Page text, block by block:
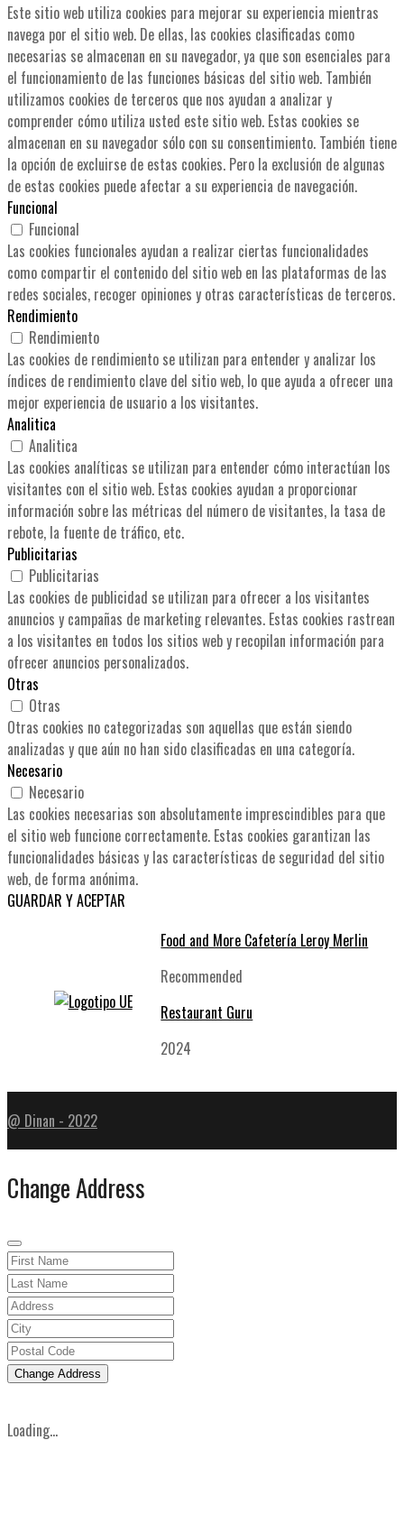
Este sitio web utiliza cookies para mejorar su experiencia mientras
navega por el sitio web. De ellas, las cookies clasificadas como
necesarias se almacenan en su navegador, ya que son esenciales para
el funcionamiento de las funciones básicas del sitio web. También
utilizamos cookies de terceros que nos ayudan a analizar y
comprender cómo utiliza usted este sitio web. Estas cookies se
almacenan en su navegador sólo con su consentimiento. También tiene
la opción de excluirse de estas cookies. Pero la exclusión de algunas
de estas cookies puede afectar a su experiencia de navegación.
Funcional
Funcional
Las cookies funcionales ayudan a realizar ciertas funcionalidades
como compartir el contenido del sitio web en las plataformas de las
redes sociales, recoger opiniones y otras características de terceros.
Rendimiento
Rendimiento
Las cookies de rendimiento se utilizan para entender y analizar los
índices de rendimiento clave del sitio web, lo que ayuda a ofrecer una
mejor experiencia de usuario a los visitantes.
Analitica
Analitica
Las cookies analíticas se utilizan para entender cómo interactúan los
visitantes con el sitio web. Estas cookies ayudan a proporcionar
información sobre las métricas del número de visitantes, la tasa de
rebote, la fuente de tráfico, etc.
Publicitarias
Publicitarias
Las cookies de publicidad se utilizan para ofrecer a los visitantes
anuncios y campañas de marketing relevantes. Estas cookies rastrean
a los visitantes en todos los sitios web y recopilan información para
ofrecer anuncios personalizados.
Otras
Otras
Otras cookies no categorizadas son aquellas que están siendo
analizadas y que aún no han sido clasificadas en una categoría.
Necesario
Necesario
Las cookies necesarias son absolutamente imprescindibles para que
el sitio web funcione correctamente. Estas cookies garantizan las
funcionalidades básicas y las características de seguridad del sitio
web, de forma anónima.
GUARDAR Y ACEPTAR
Food and More Cafetería Leroy Merlin
Recommended
Restaurant Guru
2024
@ Dinan - 2022
Change Address
Change Address
Loading...